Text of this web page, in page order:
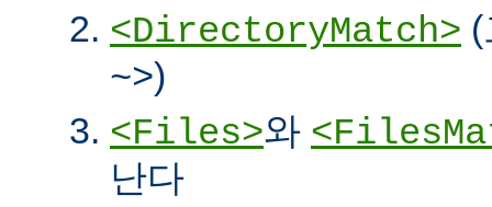
<DirectoryMatch>
~>)
<Files>와
난다